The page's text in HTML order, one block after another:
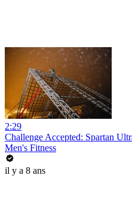
2:29
Challenge Accepted: Spartan
Men's Fitness
il y a 8 ans